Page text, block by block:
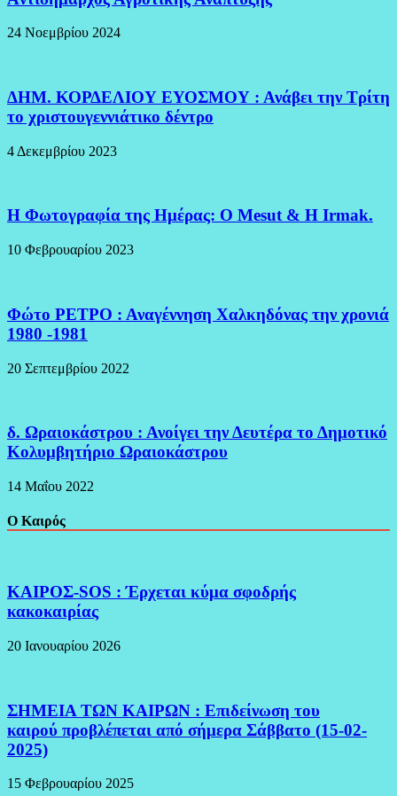
24 Νοεμβρίου 2024
ΔΗΜ. ΚΟΡΔΕΛΙΟΥ ΕΥΟΣΜΟΥ : Ανάβει την Τρίτη
το χριστουγεννιάτικο δέντρο
4 Δεκεμβρίου 2023
H Φωτογραφία της Ημέρας: O Mesut & Η Irmak.
10 Φεβρουαρίου 2023
Φώτο ΡΕΤΡΟ : Αναγέννηση Χαλκηδόνας την χρονιά
1980 -1981
20 Σεπτεμβρίου 2022
δ. Ωραιοκάστρου : Ανοίγει την Δευτέρα το Δημοτικό
Κολυμβητήριο Ωραιοκάστρου
14 Μαΐου 2022
Ο Καιρός
ΚΑΙΡΟΣ-SOS : Έρχεται κύμα σφοδρής
κακοκαιρίας
20 Ιανουαρίου 2026
ΣΗΜΕΙΑ ΤΩΝ ΚΑΙΡΩΝ : Επιδείνωση του
καιρού προβλέπεται από σήμερα Σάββατο (15-02-
2025)
15 Φεβρουαρίου 2025